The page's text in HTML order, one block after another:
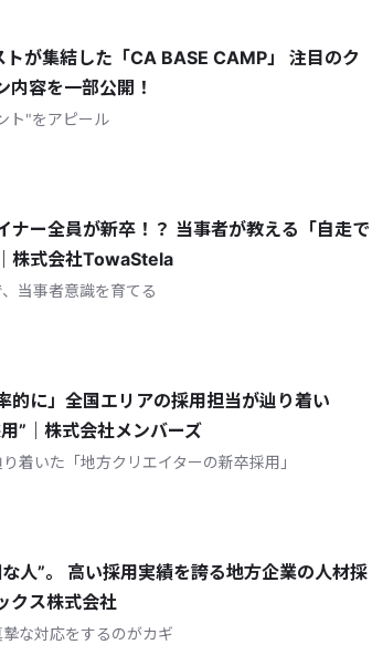
が集結した「CA BASE CAMP」 注目のク
内容を一部公開！
ト"をアピール
ナー全員が新卒！？ 当事者が教える「自走で
株式会社TowaStela
当事者意識を育てる
的に」全国エリアの採用担当が辿り着い
”｜株式会社メンバーズ
着いた「地方クリエイターの新卒採用」
人”。 高い採用実績を誇る地方企業の人材採
クス株式会社
な対応をするのがカギ